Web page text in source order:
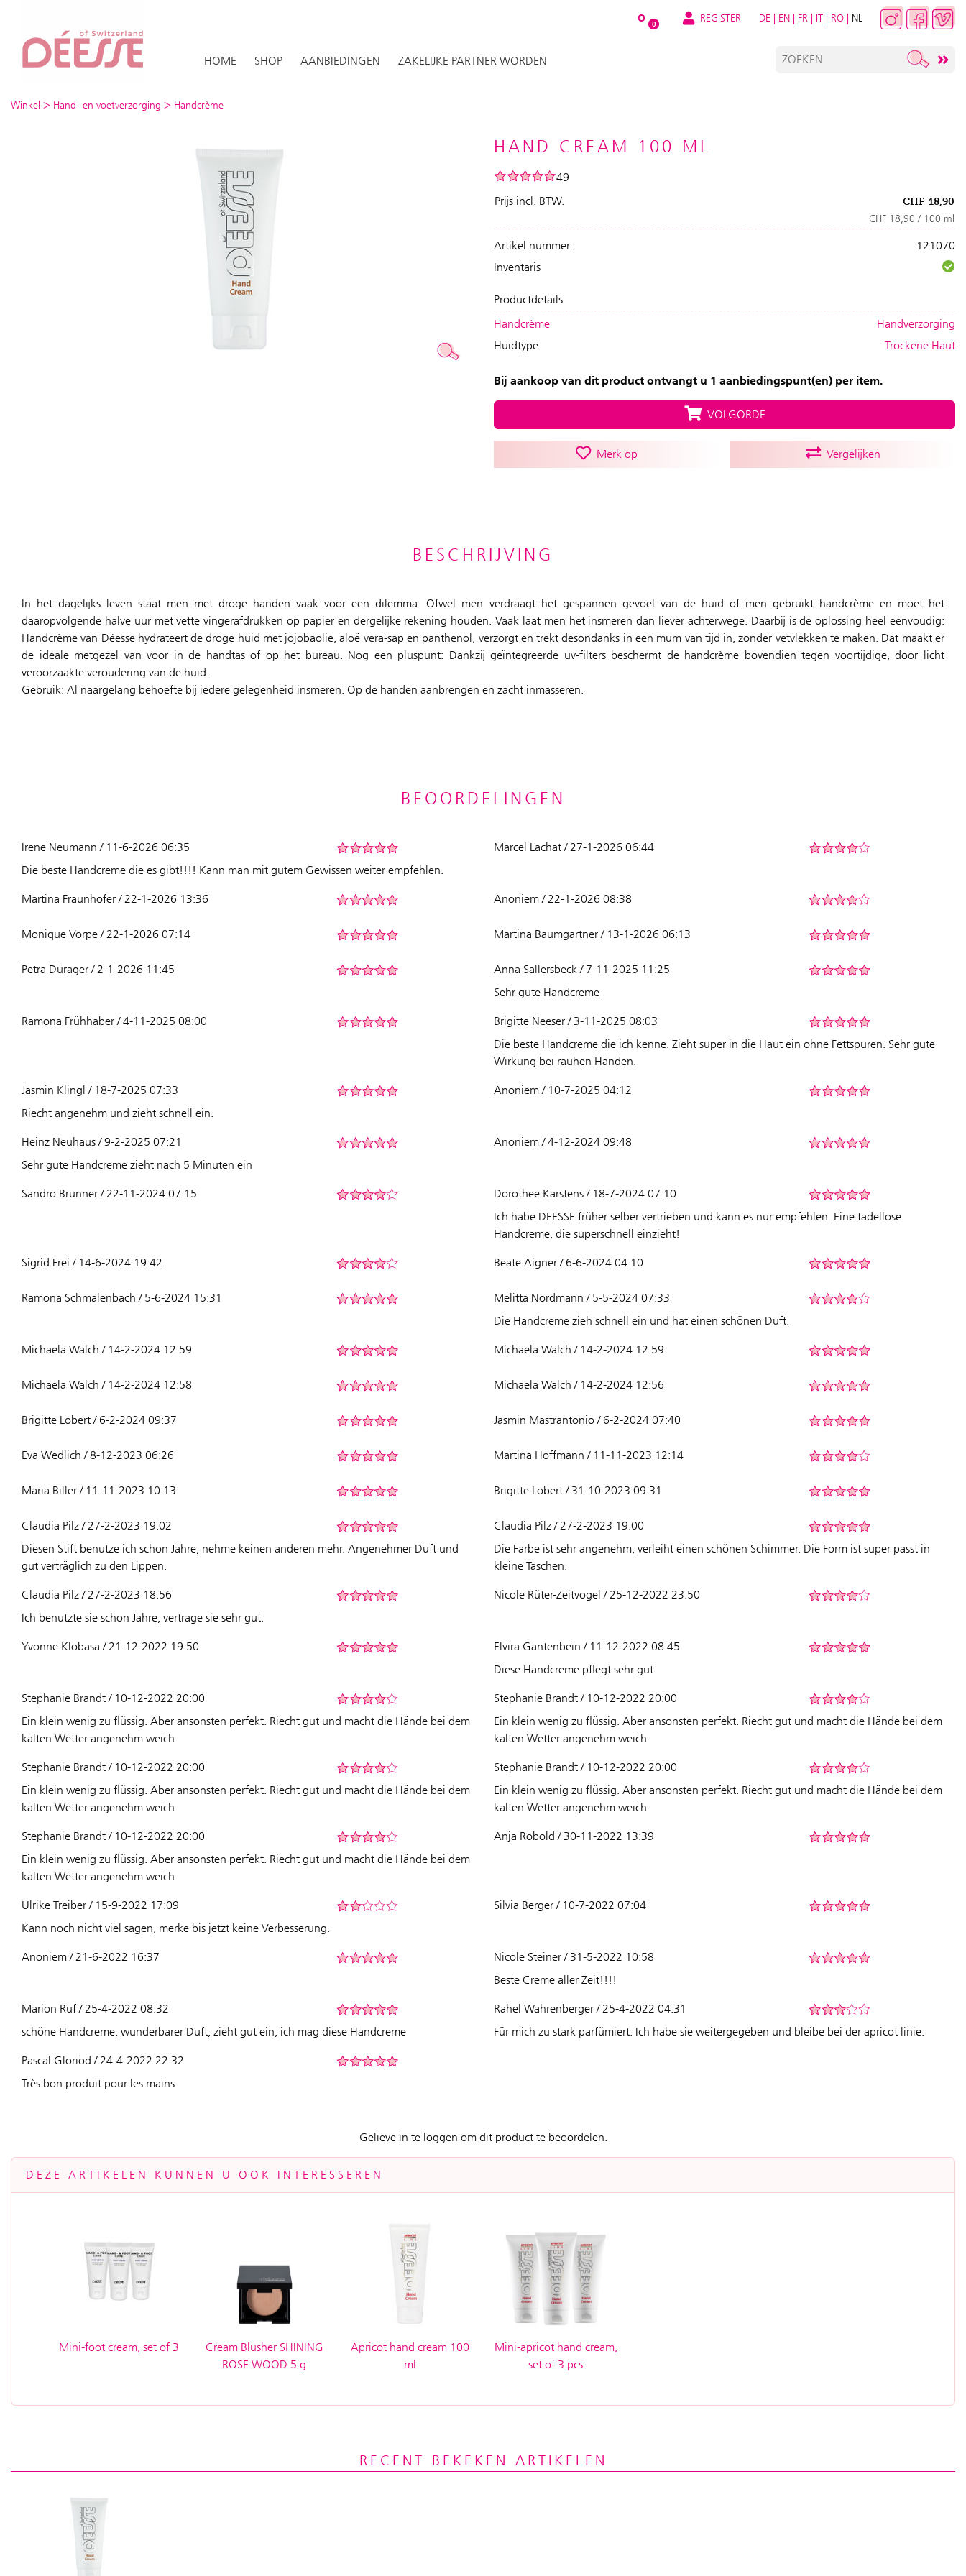
O 0 REGISTER DE | EN | FR | IT | RO | NL
HOME SHOP AANBIEDINGEN ZAKELIJKE PARTNER WORDEN
Winkel > Hand- en voetverzorging > Handcrème
HAND CREAM 100 ML
49
Prijs incl. BTW.
CHF 18,90
CHF 18,90 / 100 ml
Artikel nummer.
121070
Inventaris
Productdetails
Handcrème
Handverzorging
Huidtype
Trockene Haut
Bij aankoop van dit product ontvangt u 1 aanbiedingspunt(en) per item.
VOLGORDE
Merk op Vergelijken
BESCHRIJVING
In het dagelijks leven staat men met droge handen vaak voor een dilemma: Ofwel men verdraagt het gespannen gevoel van de huid of men gebruikt handcrème en moet het
daaropvolgende halve uur met vette vingerafdrukken op papier en dergelijke rekening houden. Vaak laat men het insmeren dan liever achterwege. Daarbij is de oplossing heel eenvoudig:
Handcrème van Déesse hydrateert de droge huid met jojobaolie, aloë vera-sap en panthenol, verzorgt en trekt desondanks in een mum van tijd in, zonder vetvlekken te maken. Dat maakt er
de ideale metgezel van voor in de handtas of op het bureau. Nog een pluspunt: Dankzij geïntegreerde uv-filters beschermt de handcrème bovendien tegen voortijdige, door licht
veroorzaakte veroudering van de huid.
Gebruik: Al naargelang behoefte bij iedere gelegenheid insmeren. Op de handen aanbrengen en zacht inmasseren.
BEOORDELINGEN
Irene Neumann / 11-6-2026 06:35
Die beste Handcreme die es gibt!!!! Kann man mit gutem Gewissen weiter empfehlen.
Marcel Lachat / 27-1-2026 06:44
Martina Fraunhofer / 22-1-2026 13:36 Anoniem / 22-1-2026 08:38
Monique Vorpe / 22-1-2026 07:14 Martina Baumgartner / 13-1-2026 06:13
Petra Dürager / 2-1-2026 11:45
Anna Sallersbeck / 7-11-2025 11:25
Sehr gute Handcreme
Ramona Frühhaber / 4-11-2025 08:00
Brigitte Neeser / 3-11-2025 08:03
Die beste Handcreme die ich kenne. Zieht super in die Haut ein ohne Fettspuren. Sehr gute
Wirkung bei rauhen Händen.
Jasmin Klingl / 18-7-2025 07:33
Riecht angenehm und zieht schnell ein.
Anoniem / 10-7-2025 04:12
Heinz Neuhaus / 9-2-2025 07:21
Sehr gute Handcreme zieht nach 5 Minuten ein
Anoniem / 4-12-2024 09:48
Sandro Brunner / 22-11-2024 07:15
Dorothee Karstens / 18-7-2024 07:10
Ich habe DEESSE früher selber vertrieben und kann es nur empfehlen. Eine tadellose
Handcreme, die superschnell einzieht!
Sigrid Frei / 14-6-2024 19:42 Beate Aigner / 6-6-2024 04:10
Ramona Schmalenbach / 5-6-2024 15:31
Melitta Nordmann / 5-5-2024 07:33
Die Handcreme zieh schnell ein und hat einen schönen Duft.
Michaela Walch / 14-2-2024 12:59 Michaela Walch / 14-2-2024 12:59
Michaela Walch / 14-2-2024 12:58 Michaela Walch / 14-2-2024 12:56
Brigitte Lobert / 6-2-2024 09:37 Jasmin Mastrantonio / 6-2-2024 07:40
Eva Wedlich / 8-12-2023 06:26 Martina Hoffmann / 11-11-2023 12:14
Maria Biller / 11-11-2023 10:13 Brigitte Lobert / 31-10-2023 09:31
Claudia Pilz / 27-2-2023 19:02
Diesen Stift benutze ich schon Jahre, nehme keinen anderen mehr. Angenehmer Duft und
gut verträglich zu den Lippen.
Claudia Pilz / 27-2-2023 19:00
Die Farbe ist sehr angenehm, verleiht einen schönen Schimmer. Die Form ist super passt in
kleine Taschen.
Claudia Pilz / 27-2-2023 18:56
Ich benutzte sie schon Jahre, vertrage sie sehr gut.
Nicole Rüter-Zeitvogel / 25-12-2022 23:50
Yvonne Klobasa / 21-12-2022 19:50
Elvira Gantenbein / 11-12-2022 08:45
Diese Handcreme pflegt sehr gut.
Stephanie Brandt / 10-12-2022 20:00
Ein klein wenig zu flüssig. Aber ansonsten perfekt. Riecht gut und macht die Hände bei dem
kalten Wetter angenehm weich
Stephanie Brandt / 10-12-2022 20:00
Ein klein wenig zu flüssig. Aber ansonsten perfekt. Riecht gut und macht die Hände bei dem
kalten Wetter angenehm weich
Stephanie Brandt / 10-12-2022 20:00
Ein klein wenig zu flüssig. Aber ansonsten perfekt. Riecht gut und macht die Hände bei dem
kalten Wetter angenehm weich
Stephanie Brandt / 10-12-2022 20:00
Ein klein wenig zu flüssig. Aber ansonsten perfekt. Riecht gut und macht die Hände bei dem
kalten Wetter angenehm weich
Stephanie Brandt / 10-12-2022 20:00
Ein klein wenig zu flüssig. Aber ansonsten perfekt. Riecht gut und macht die Hände bei dem
kalten Wetter angenehm weich
Anja Robold / 30-11-2022 13:39
Ulrike Treiber / 15-9-2022 17:09
Kann noch nicht viel sagen, merke bis jetzt keine Verbesserung.
Silvia Berger / 10-7-2022 07:04
Anoniem / 21-6-2022 16:37
Nicole Steiner / 31-5-2022 10:58
Beste Creme aller Zeit!!!!
Marion Ruf / 25-4-2022 08:32
schöne Handcreme, wunderbarer Duft, zieht gut ein; ich mag diese Handcreme
Rahel Wahrenberger / 25-4-2022 04:31
Für mich zu stark parfümiert. Ich habe sie weitergegeben und bleibe bei der apricot linie.
Pascal Gloriod / 24-4-2022 22:32
Très bon produit pour les mains
Gelieve in te loggen om dit product te beoordelen.
DEZE ARTIKELEN KUNNEN U OOK INTERESSEREN
Mini-foot cream, set of 3
Cream Blusher SHINING
ROSE WOOD 5 g
Apricot hand cream 100
ml
Mini-apricot hand cream,
set of 3 pcs
RECENT BEKEKEN ARTIKELEN